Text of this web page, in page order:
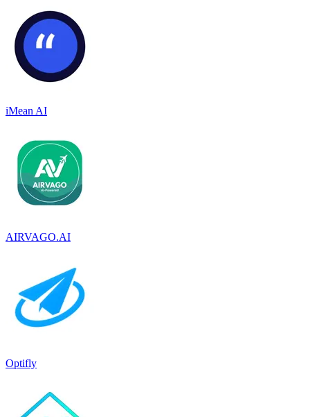
iMean AI
AIRVAGO.AI
Optifly